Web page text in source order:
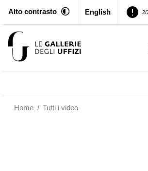
Alto contrasto English 1/
…
Home / Tutti i video